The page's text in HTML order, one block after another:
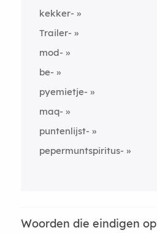
kekker-
Trailer-
mod-
be-
pyemietje-
maq-
puntenlijst-
pepermuntspiritus-
Woorden die eindigen op